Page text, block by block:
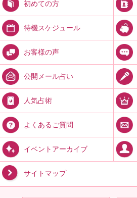
初めての方
待機スケジュール
お客様の声
公開メール占い
人気占術
よくあるご質問
イベントアーカイブ
サイトマップ